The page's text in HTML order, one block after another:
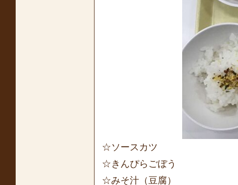
☆ソースカツ
☆きんぴらごぼう
☆みそ汁（豆腐）